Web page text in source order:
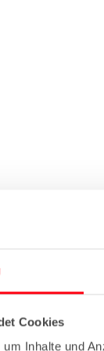
Cookies
Inhalte und